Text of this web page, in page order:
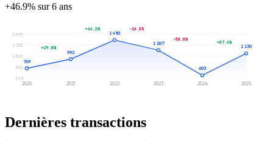
+46.9% sur 6 ans
543
806
1 069
1 332
1 595
769
2020
992
2021
1 450
2022
1 207
2023
603
2024
1 130
2025
+29.0%
+46.2% -16.8%
-50.0%
+87.4%
Dernières transactions